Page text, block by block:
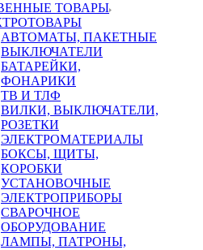
ТОВАРЫ
АВТОМАТЫ, ПАКЕТНЫЕ
ВЫКЛЮЧАТЕЛИ
БАТАРЕЙКИ,
ФОНАРИКИ
ТВ И ТЛФ
ВИЛКИ, ВЫКЛЮЧАТЕЛИ,
РОЗЕТКИ
ЭЛЕКТРОМАТЕРИАЛЫ
БОКСЫ, ЩИТЫ,
КОРОБКИ
УСТАНОВОЧНЫЕ
ЭЛЕКТРОПРИБОРЫ
СВАРОЧНОЕ
ОБОРУДОВАНИЕ
ЛАМПЫ, ПАТРОНЫ,